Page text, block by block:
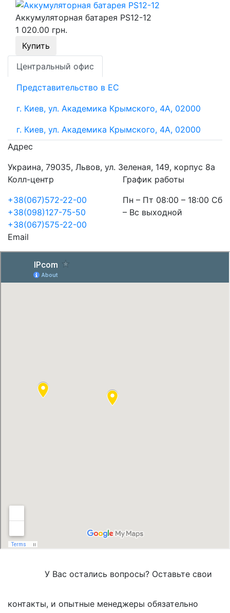
Аккумуляторная батарея PS12-12
1 020.00 грн.
Купить
Центральный офис
Представительство в ЕС
г. Киев, ул. Академика Крымского, 4А, 02000
г. Киев, ул. Академика Крымского, 4А, 02000
Адрес
Украина, 79035, Львов, ул. Зеленая, 149, корпус 8а
Колл-центр
+38(067)572-22-00
+38(098)127-75-50
+38(067)575-22-00
График работы
Пн – Пт 08:00 – 18:00 Сб
– Вс выходной
Email
У Вас остались вопросы? Оставьте свои
контакты, и опытные менеджеры обязательно